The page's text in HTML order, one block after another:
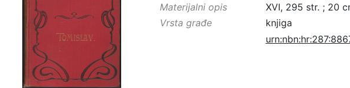
Materijalni opis
XVI, 295 str. ; 20
Vrsta građe
knjiga